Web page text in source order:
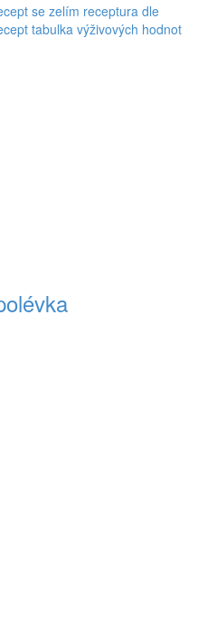
se zelím receptura dle
tabulka výživových hodnot